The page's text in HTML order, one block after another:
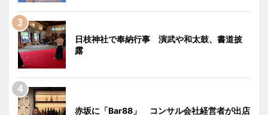
日枝神社で奉納行事 演武や和太鼓、書道披
露
赤坂に「Bar88」 コンサル会社経営者が出店